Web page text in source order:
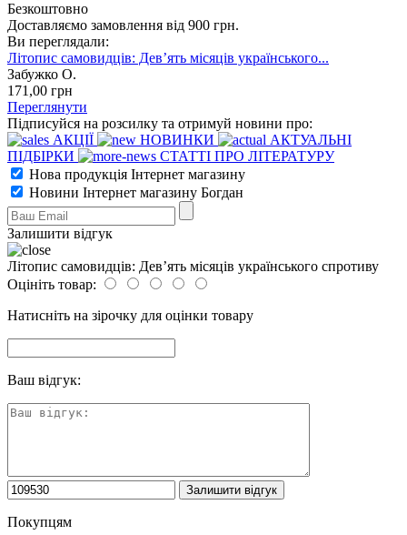
Безкоштовно
Доставляємо замовлення від 900 грн.
Ви переглядали:
Літопис самовидців: Дев’ять місяців українського...
Забужко О.
171 ,00 грн
Переглянути
Підписуйся на розсилку та отримуй новини про:
АКЦІЇ
НОВИНКИ
АКТУАЛЬНІ
ПІДБІРКИ
СТАТТІ ПРО ЛІТЕРАТУРУ
Нова продукція Інтернет магазину
Новини Інтернет магазину Богдан
Залишити відгук
Літопис самовидців: Дев’ять місяців українського спротиву
Оцініть товар:
Натисніть на зірочку для оцінки товару
Ваш відгук:
Покупцям